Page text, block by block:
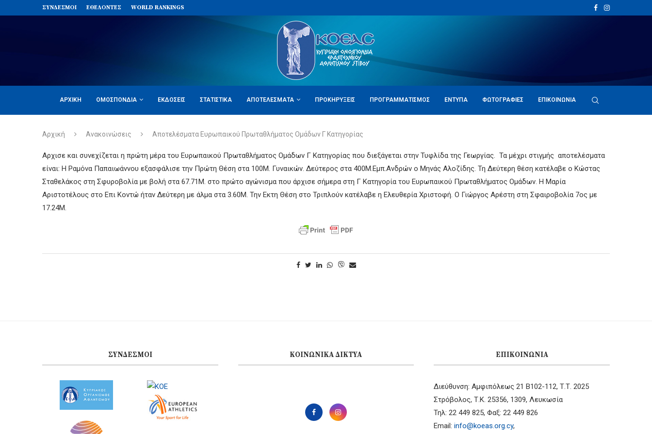
ΣΥΝΔΈΣΜΟΙ ΕΘΕΛΟΝΤΈΣ WORLD RANKINGS
ΑΡΧΙΚΉ ΟΜΟΣΠΟΝΔΊΑ ΕΚΔΌΣΕΙΣ ΣΤΑΤΙΣΤΙΚΆ ΑΠΟΤΕΛΈΣΜΑΤΑ ΠΡΟΚΗΡΎΞΕΙΣ ΠΡΟΓΡΑΜΜΑΤΙΣΜΌΣ ΈΝΤΥΠΑ ΦΩΤΟΓΡΑΦΊΕΣ ΕΠΙΚΟΙΝΩΝΊΑ
Αρχική Ανακοινώσεις Αποτελέσματα Ευρωπαικού Πρωταθλήματος Ομάδων Γ Κατηγορίας
Αρχισε και συνεχίζεται η πρώτη μέρα του Ευρωπαικού Πρωταθλήματος Ομάδων Γ Κατηγορίας που διεξάγεται στην Τυφλίδα της Γεωργίας. Τα μέχρι στιγμής αποτελέσματα
είναι: Η Ραμόνα Παπαιωάννου εξασφάλισε την Πρώτη Θέση στα 100Μ. Γυναικών. Δεύτερος στα 400Μ.Εμπ.Ανδρών ο Μηνάς Αλοζίδης. Τη Δεύτερη θέση κατέλαβε ο Κώστας
Σταθελάκος στη Σφυροβολία με βολή στα 67.71Μ. στο πρώτο αγώνισμα που άρχισε σήμερα στη Γ Κατηγορία του Ευρωπαικού Πρωταθλήματος Ομάδων. Η Μαρία
Αριστοτέλους στο Επι Κοντώ ήταν Δεύτερη με άλμα στα 3.60Μ. Την Εκτη Θέση στο Τριπλούν κατέλαβε η Ελευθερία Χριστοφή. Ο Γιώργος Αρέστη στη Σφαιροβολία 7ος με
17.24Μ.
ΣΎΝΔΕΣΜΟΙ ΚΟΙΝΩΝΙΚΆ ΔΊΚΤΥΑ ΕΠΙΚΟΙΝΩΝΊΑ
Διεύθυνση: Αμφιπόλεως 21 B102-112, Τ.Τ. 2025
Στρόβολος, Τ.Κ. 25356, 1309, Λευκωσία
Τηλ: 22 449 825, Φαξ: 22 449 826
Email:info@koeas.org.cy,